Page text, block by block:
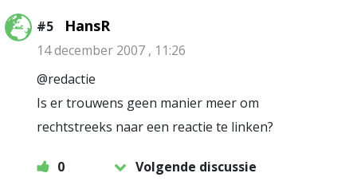
#5 HansR
14 december 2007 , 11:26
@redactie
Is er trouwens geen manier meer om
rechtstreeks naar een reactie te linken?
0
Volgende discussie